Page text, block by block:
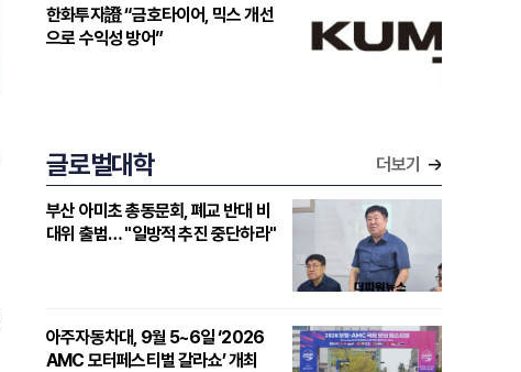
한화투자證 “금호타이어, 믹스 개선
으로 수익성 방어”
글로벌대학 더보기
부산 아미초 총동문회, 폐교 반대 비
대위 출범… "일방적 추진 중단하라"
아주자동차대, 9월 5~6일 ‘2026
AMC 모터페스티벌 갈라쇼’ 개최